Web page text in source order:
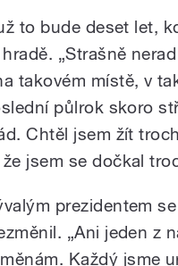
to bude deset let,
„Strašně
takovém místě, v
půlrok skoro
Chtěl jsem žít
jsem se dočkal
prezidentem
„Ani jeden z
Každý jsme